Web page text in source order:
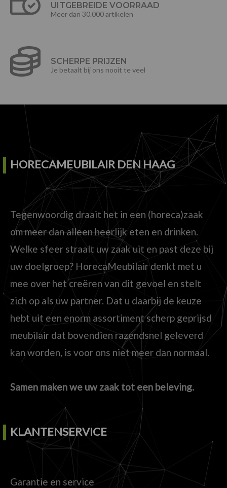
UITGEBREIDE VOORRAAD
Meer dan 30.000 artikelen
SCHERPE PRIJZEN
Je betaalt bij ons nooit te veel
HORECAMEUBILAIR DEN HAAG
Tegenwoordig draait het in een (horeca)zaak
om meer dan alleen heerlijk eten en drinken.
Welke sfeer straalt uw zaak uit en past deze bij
uw doelgroep? HorecaMeubilair denkt met u
mee over het creëren van dit gevoel en stelt
zich op als uw partner. Dat u daarbij de keuze
hebt uit een enorm assortiment scherp geprijsd
meubilair dat bovendien razendsnel geleverd
kan worden, is voor ons niet meer dan normaal.
Samen maken we uw zaak tot een beleving.
KLANTENSERVICE
Garantie en service